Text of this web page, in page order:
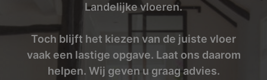
Landelijke vloeren.
Toch blijft het kiezen van de juiste vloer
vaak een lastige opgave. Laat ons daarom
helpen. Wij geven u graag advies.